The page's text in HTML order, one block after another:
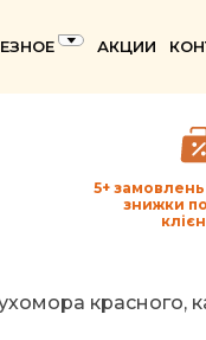
АКЦИИ
5+
знижки
красного,